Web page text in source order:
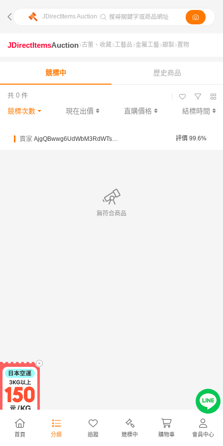
JDirectItems Auction 搜尋關鍵字或商品網址
首頁 分類 追蹤 競標中 購物車 會員中心
JDirectItemsAuction 古董、收藏 工藝品 金屬工藝 銀製 置物
競標中 歷史商品
共 0 件
競標次數 現在出價 直購價格 結標時間
賣家 AjgQBwwg6UdWbM3RdWTsejgYpd3eg 評價 99.6%
無符合商品